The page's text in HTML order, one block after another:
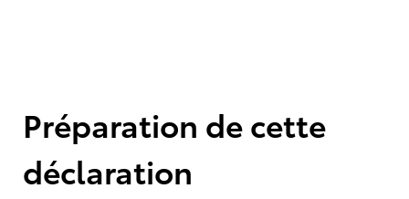
Préparation de cette
déclaration